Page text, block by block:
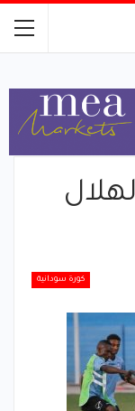
كورة سودانية